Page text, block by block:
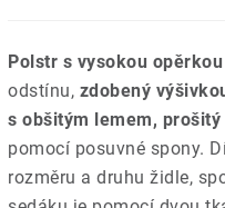
Polstr s vysokou opěrkou
odstínu, zdobený
s obšitým lemem,
pomocí posuvné spony.
rozměru a druhu židle,